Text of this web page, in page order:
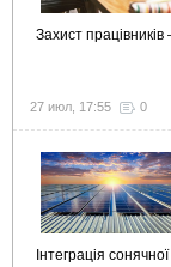
Захист
27 июл, 17:55 0
Інтеграція